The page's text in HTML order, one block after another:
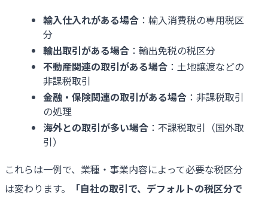
輸入仕入れがある場合 ：輸入消費税の専用税区
分
輸出取引がある場合 ：輸出免税の税区分
不動産関連の取引がある場合 ：土地譲渡などの
非課税取引
金融・保険関連の取引がある場合 ：非課税取引
の処理
海外との取引が多い場合 ：不課税取引（国外取
引）
これらは一例で、業種・事業内容によって必要な税区分
は変わります。
「自社の取引で、デフォルトの税区分で